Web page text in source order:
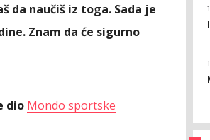
da naučiš iz toga. Sada je
Znam da će sigurno
dio Mondo sportske